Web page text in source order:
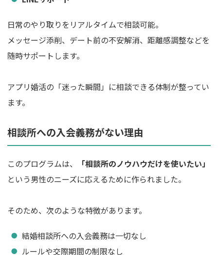
日常のやり取りをリアルタイムで相談可能。
メッセージ添削、デート前の不安解消、距離感調整などを
随時サポートします。
アプリ婚活の「迷った瞬間」に相談できる体制が整ってい
ます。
相談所への入会義務がない理由
このプログラムは、
「相談所のノウハウだけを使いたい」
という男性のニーズに応えるために作られました。
そのため、次のような特徴があります。
結婚相談所への入会義務は一切なし
ルールや交際期間の制限なし